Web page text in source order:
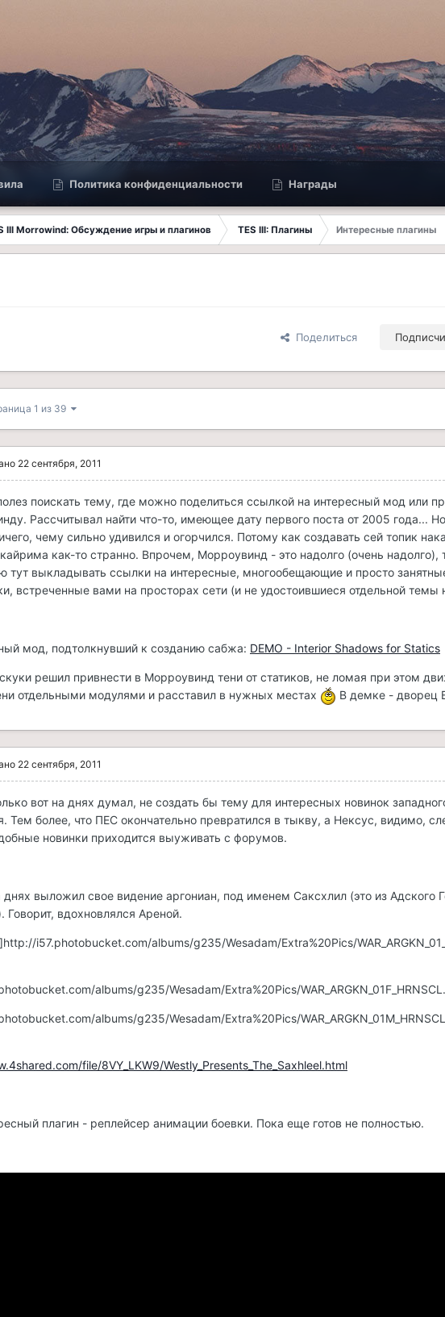
Политика конфиденциальности Награды
III Morrowind: Обсуждение игры и плагинов TES III: Плагины
Интересные плагины
Поделиться
1 из 39
22 сентября, 2011
поискать тему, где можно поделиться ссылкой на интересный мод или
Рассчитывал найти что-то, имеющее дату первого поста от 2005 года...
чему сильно удивился и огорчился. Потому как создавать сей топик
как-то странно. Впрочем, Морроувинд - это надолго (очень надолго),
тут выкладывать ссылки на интересные, многообещающие и просто
встреченные вами на просторах сети (и не удостоившиеся отдельной темы
мод, подтолкнувший к созданию сабжа: DEMO - Interior Shadows for Statics
решил привнести в Морроувинд тени от статиков, не ломая при этом
отдельными модулями и расставил в нужных местах
В демке - дворец
22 сентября, 2011
вот на днях думал, не создать бы тему для интересных новинок
Тем более, что ПЕС окончательно превратился в тыкву, а Нексус, видимо,
новинки приходится выуживать с форумов.
днях выложил свое видение аргониан, под именем Саксхлил (это из Адского
Говорит, вдохновлялся Ареной.
http://i57.photobucket.com/albums/g235/Wesadam/Extra%20Pics/
albums/g235/Wesadam/Extra%20Pics/
albums/g235/Wesadam/Extra%20Pics/
file/8VY_LKW9/Westly_Presents_The_Saxhleel.html
плагин - реплейсер анимации боевки. Пока еще готов не полностью.